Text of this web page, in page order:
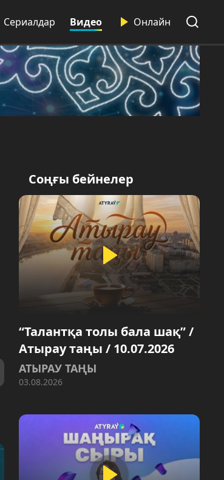
Сериалдар Видео Онлайн
Соңғы бейнелер
“Талантқа толы бала шақ” /
Атырау таңы / 10.07.2026
АТЫРАУ ТАҢЫ
03.08.2026